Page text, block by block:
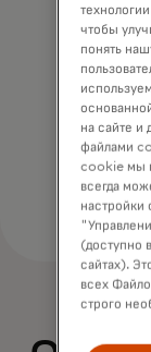
Для
чтобы
понять
на сайте и
файлами
cookie мы
всегда
настройки
(доступно
сайтах).
всех
строго